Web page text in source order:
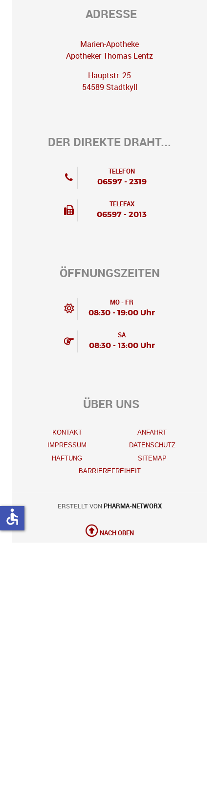
ADRESSE
Marien-Apotheke
Apotheker Thomas Lentz
Hauptstr. 25
54589 Stadtkyll
DER DIREKTE DRAHT...
TELEFON
06597 - 2319
TELEFAX
06597 - 2013
ÖFFNUNGSZEITEN
MO - FR
08:30 - 19:00 Uhr
SA
08:30 - 13:00 Uhr
ÜBER UNS
KONTAKT
ANFAHRT
IMPRESSUM
DATENSCHUTZ
HAFTUNG
SITEMAP
BARRIEREFREIHEIT
ERSTELLT VON PHARMA-NETWORX
NACH OBEN
accessible